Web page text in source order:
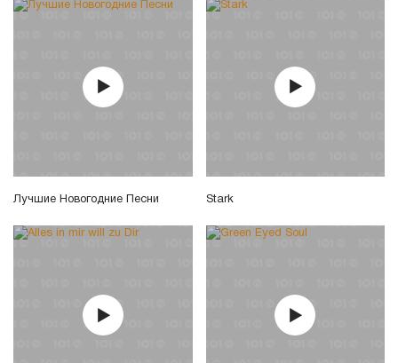
Лучшие Новогодние Песни Stark